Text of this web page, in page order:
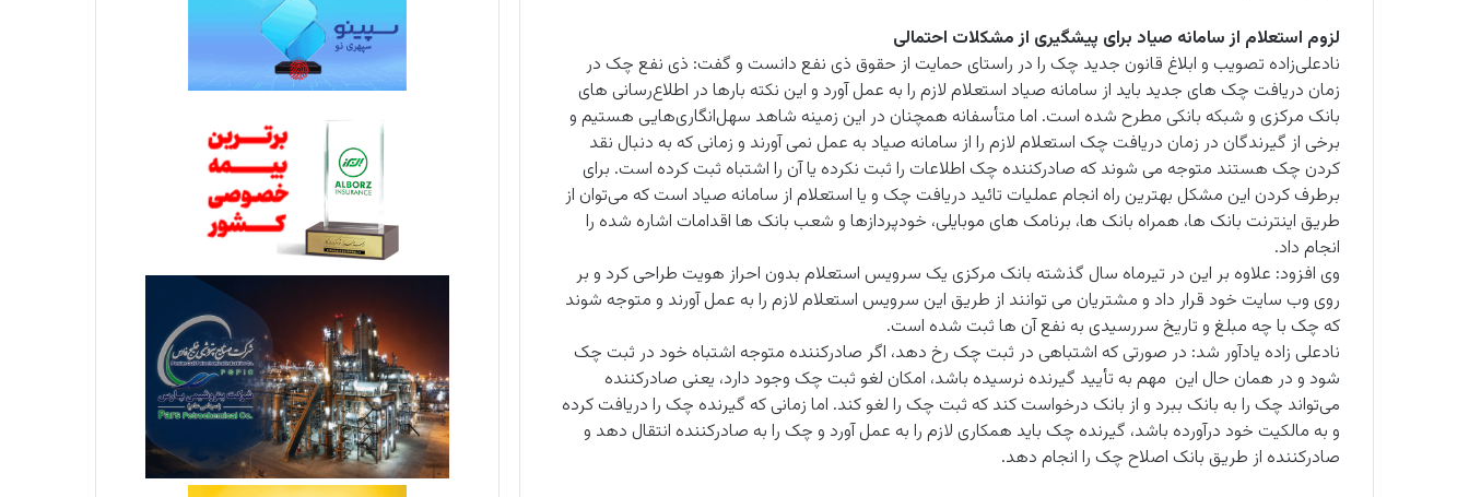
لزوم استعلام از سامانه صیاد برای پیشگیری از مشکلات احتمالی
نادعلی‌زاده تصویب و ابلاغ قانون جدید چک را در راستای حمایت از حقوق ذی نفع دانست و گفت: ذی نفع چک در
زمان دریافت چک های جدید باید از سامانه صیاد استعلام لازم را به عمل آورد و این نکته بارها در اطلاع‌رسانی های
بانک مرکزی و شبکه بانکی مطرح شده است. اما متأسفانه همچنان در این زمینه شاهد سهل‌انگاری‌هایی هستیم و
برخی از گیرندگان در زمان دریافت چک استعلام لازم را از سامانه صیاد به عمل نمی آورند و زمانی که به دنبال نقد
کردن چک هستند متوجه می شوند که صادرکننده چک اطلاعات را ثبت نکرده یا آن را اشتباه ثبت کرده است. برای
برطرف کردن این مشکل بهترین راه انجام عملیات تائید دریافت چک و یا استعلام از سامانه صیاد است که می‌توان از
طریق اینترنت بانک ها، همراه بانک ها، برنامک های موبایلی، خودپردازها و شعب بانک ها اقدامات اشاره شده را
انجام داد.
وی افزود: علاوه بر این در تیرماه سال گذشته بانک مرکزی یک سرویس استعلام بدون احراز هویت طراحی کرد و بر
روی وب سایت خود قرار داد و مشتریان می توانند از طریق این سرویس استعلام لازم را به عمل آورند و متوجه شوند
که چک با چه مبلغ و تاریخ سررسیدی به نفع آن ها ثبت شده است.
نادعلی زاده یادآور شد: در صورتی که اشتباهی در ثبت چک رخ دهد، اگر صادرکننده متوجه اشتباه خود در ثبت چک
شود و در همان حال این مهم به تأیید گیرنده نرسیده باشد، امکان لغو ثبت چک وجود دارد، یعنی صادرکننده
می‌تواند چک را به بانک ببرد و از بانک درخواست کند که ثبت چک را لغو کند. اما زمانی که گیرنده چک را دریافت کرده
و به مالکیت خود درآورده باشد، گیرنده چک باید همکاری لازم را به عمل آورد و چک را به صادرکننده انتقال دهد و
صادرکننده از طریق بانک اصلاح چک را انجام دهد.